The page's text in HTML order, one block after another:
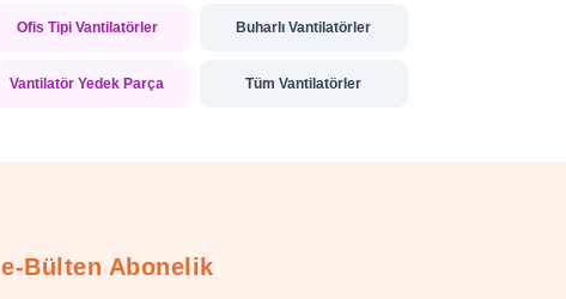
Ofis Tipi Vantilatörler Buharlı Vantilatörler
Vantilatör Yedek Parça Tüm Vantilatörler
e-Bülten Abonelik